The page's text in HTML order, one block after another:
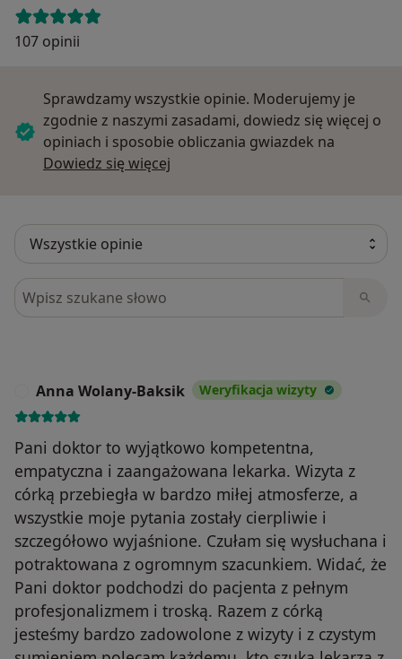
107 opinii
Sprawdzamy wszystkie opinie. Moderujemy je
zgodnie z naszymi zasadami, dowiedz się więcej o
opiniach i sposobie obliczania gwiazdek na
Dowiedz się więcej
Szukaj w opiniach
Anna Wolany-Baksik Weryfikacja wizyty
Pani doktor to wyjątkowo kompetentna,
empatyczna i zaangażowana lekarka. Wizyta z
córką przebiegła w bardzo miłej atmosferze, a
wszystkie moje pytania zostały cierpliwie i
szczegółowo wyjaśnione. Czułam się wysłuchana i
potraktowana z ogromnym szacunkiem. Widać, że
Pani doktor podchodzi do pacjenta z pełnym
profesjonalizmem i troską. Razem z córką
jesteśmy bardzo zadowolone z wizyty i z czystym